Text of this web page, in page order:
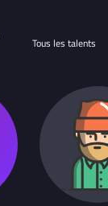
Tous les talents